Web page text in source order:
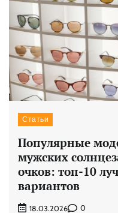
Статьи
Популярные
мужских
очков: топ-10
вариантов
18.03.2026 0